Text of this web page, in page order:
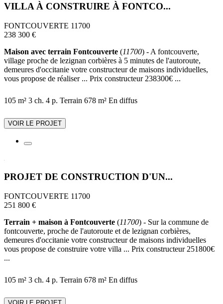
VILLA À CONSTRUIRE À FONTCO...
FONTCOUVERTE 11700
238 300 €
Maison avec terrain Fontcouverte (11700) - A fontcouverte,
village proche de lezignan corbières à 5 minutes de l'autoroute,
demeures d'occitanie votre constructeur de maisons individuelles,
vous propose de réaliser ... Prix constructeur 238300€ ...
105 m² 3 ch. 4 p. Terrain 678 m² En diffus
VOIR LE PROJET
PROJET DE CONSTRUCTION D'UN...
FONTCOUVERTE 11700
251 800 €
Terrain + maison à Fontcouverte (11700) - Sur la commune de
fontcouverte, proche de l'autoroute et de lezignan corbières,
demeures d'occitanie votre constructeur de maisons individuelles
vous propose de construire votre villa ... Prix constructeur 251800€
...
105 m² 3 ch. 4 p. Terrain 678 m² En diffus